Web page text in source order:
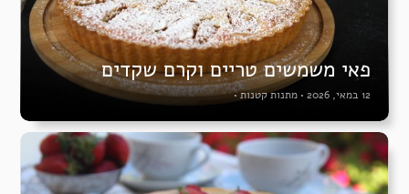
פאי משמשים טריים וקרם שקדים
12 במאי, 2026 • מתנות קטנות•